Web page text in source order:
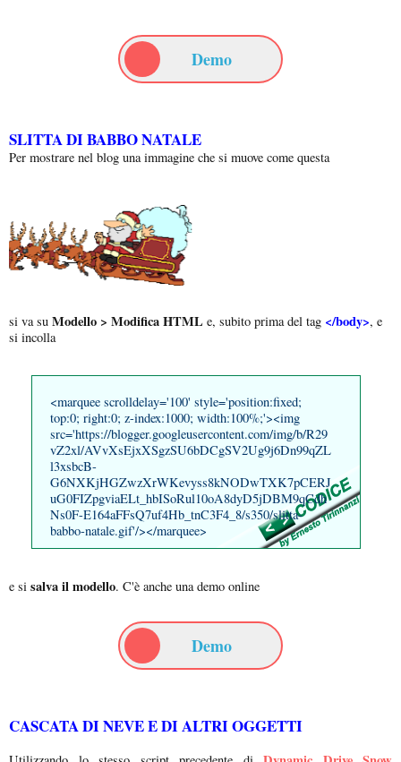
Demo
SLITTA DI BABBO NATALE
Per mostrare nel blog una immagine che si muove come questa
si va su Modello > Modifica HTML e, subito prima del tag </body>, e
si incolla
<marquee scrolldelay='100' style='position:fixed;
top:0; right:0; z-index:1000; width:100%;'><img
src='https://blogger.googleusercontent.com/img/b/R29
vZ2xl/AVvXsEjxXSgzSU6bDCgSV2Ug9j6Dn99qZL
l3xsbcB-
G6NXKjHGZwzXrWKevyss8kNODwTXK7pCERJ
uG0FIZpgviaELt_hbISoRul10oA8dyD5jDBM9qCdh
Ns0F-E164aFFsQ7uf4Hb_tnC3F4_8/s350/slitta-
babbo-natale.gif'/></marquee>
e si salva il modello. C'è anche una demo online
Demo
CASCATA DI NEVE E DI ALTRI OGGETTI